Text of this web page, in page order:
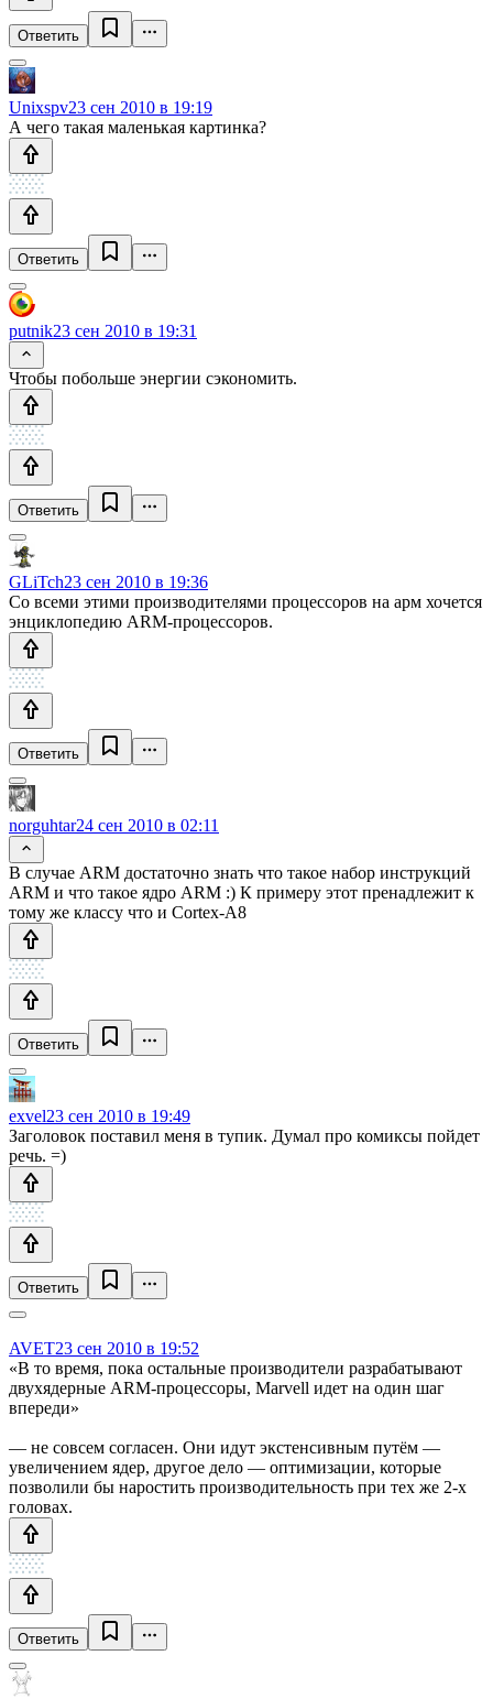
Ответить
Unixspv23 сен 2010 в 19:19
А чего такая маленькая картинка?
Ответить
putnik23 сен 2010 в 19:31
Чтобы побольше энергии сэкономить.
Ответить
GLiTch23 сен 2010 в 19:36
Со всеми этими производителями процессоров на арм хочется
энциклопедию ARM-процессоров.
Ответить
norguhtar24 сен 2010 в 02:11
В случае ARM достаточно знать что такое набор инструкций
ARM и что такое ядро ARM :) К примеру этот пренадлежит к
тому же классу что и Cortex-A8
Ответить
exvel23 сен 2010 в 19:49
Заголовок поставил меня в тупик. Думал про комиксы пойдет
речь. =)
Ответить
AVET23 сен 2010 в 19:52
«В то время, пока остальные производители разрабатывают
двухядерные ARM-процессоры, Marvell идет на один шаг
впереди»
— не совсем согласен. Они идут экстенсивным путём —
увеличением ядер, другое дело — оптимизации, которые
позволили бы наростить производительность при тех же 2-х
головах.
Ответить